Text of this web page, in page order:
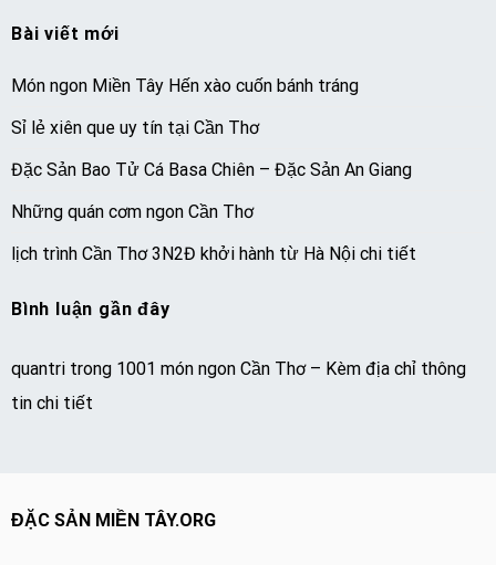
Bài viết mới
Món ngon Miền Tây Hến xào cuốn bánh tráng
Sỉ lẻ xiên que uy tín tại Cần Thơ
Đặc Sản Bao Tử Cá Basa Chiên – Đặc Sản An Giang
Những quán cơm ngon Cần Thơ
lịch trình Cần Thơ 3N2Đ khởi hành từ Hà Nội chi tiết
Bình luận gần đây
quantri trong 1001 món ngon Cần Thơ – Kèm địa chỉ thông
tin chi tiết
ĐẶC SẢN MIỀN TÂY.ORG